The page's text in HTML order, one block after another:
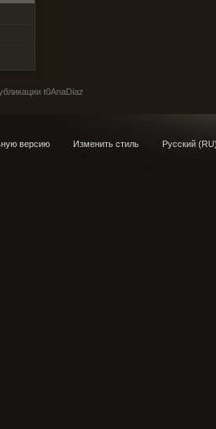
t0AnaDiaz
версию Изменить стиль Русский